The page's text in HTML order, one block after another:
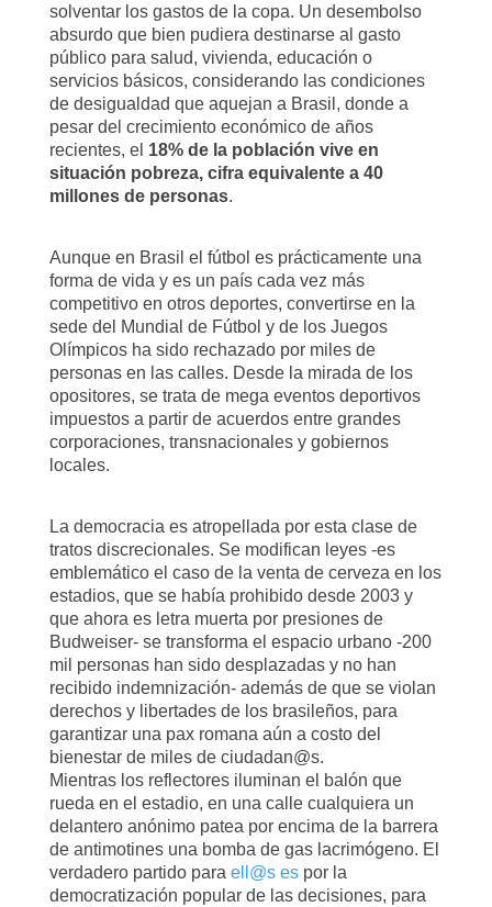
solventar los gastos de la copa. Un desembolso
absurdo que bien pudiera destinarse al gasto
público para salud, vivienda, educación o
servicios básicos, considerando las condiciones
de desigualdad que aquejan a Brasil, donde a
pesar del crecimiento económico de años
recientes, el 18% de la población vive en
situación pobreza, cifra equivalente a 40
millones de personas.
Aunque en Brasil el fútbol es prácticamente una
forma de vida y es un país cada vez más
competitivo en otros deportes, convertirse en la
sede del Mundial de Fútbol y de los Juegos
Olímpicos ha sido rechazado por miles de
personas en las calles. Desde la mirada de los
opositores, se trata de mega eventos deportivos
impuestos a partir de acuerdos entre grandes
corporaciones, transnacionales y gobiernos
locales.
La democracia es atropellada por esta clase de
tratos discrecionales. Se modifican leyes -es
emblemático el caso de la venta de cerveza en los
estadios, que se había prohibido desde 2003 y
que ahora es letra muerta por presiones de
Budweiser- se transforma el espacio urbano -200
mil personas han sido desplazadas y no han
recibido indemnización- además de que se violan
derechos y libertades de los brasileños, para
garantizar una pax romana aún a costo del
bienestar de miles de ciudadan@s.
Mientras los reflectores iluminan el balón que
rueda en el estadio, en una calle cualquiera un
delantero anónimo patea por encima de la barrera
de antimotines una bomba de gas lacrimógeno. El
verdadero partido para ell@s espor la
democratización popular de las decisiones, para